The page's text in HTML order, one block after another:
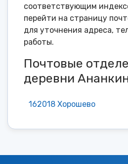
соответствующим
перейти на страницу
для уточнения адреса,
работы.
Почтовые
деревни
162018 Хорошево